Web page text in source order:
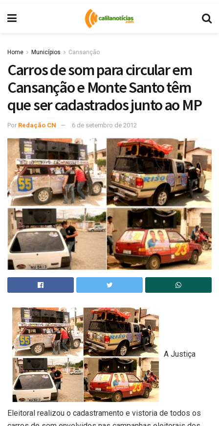
Home Municípios Cansanção
Carros de som para circular em
Cansanção e Monte Santo têm
que ser cadastrados junto ao MP
Por Redação CN 6 de setembro de 2012
A Justiça
Eleitoral realizou o cadastramento e vistoria de todos os